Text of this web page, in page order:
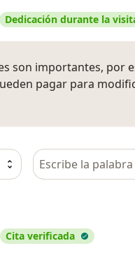
Dedicación durante la
son importantes, por
pagar para
Busca en opiniones
Cita verificada